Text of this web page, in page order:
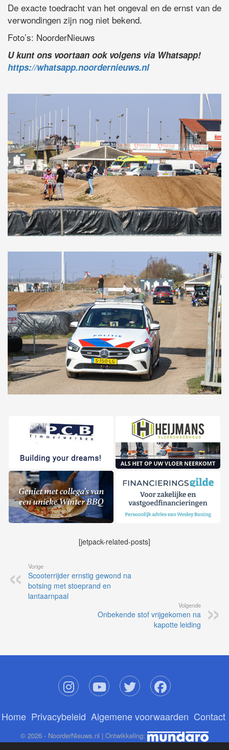
De exacte toedracht van het ongeval en de ernst van de
verwondingen zijn nog niet bekend.
Foto’s: NoorderNieuws
U kunt ons voortaan ook volgens via Whatsapp!
https://whatsapp.noordernieuws.nl
[jetpack-related-posts]
Vorige
Scooterrijder ernstig gewond na
botsing met stoeprand en
lantaarnpaal
Volgende
Onbekende stof vrijgekomen na
kapotte leiding
Home Privacybeleid Algemene voorwaarden Contact
© 2026 - NoorderNieuws.nl | Ontwikkeling: